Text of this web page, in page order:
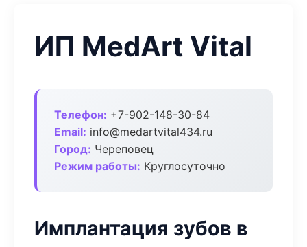
ИП MedArt Vital
Телефон: +7-902-148-30-84
Email: info@medartvital434.ru
Город: Череповец
Режим работы: Круглосуточно
Имплантация зубов в